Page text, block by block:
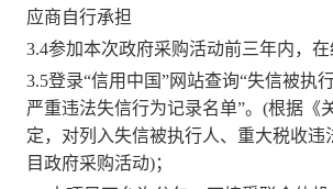
应商自行承担
3.4参加本次政府采购活动前三年内，
3.5登录“信用中国”网站查询“失信被执
严重违法失信行为记录名单”。(根据《
定，对列入失信被执行人、重大税收
目政府采购活动)；